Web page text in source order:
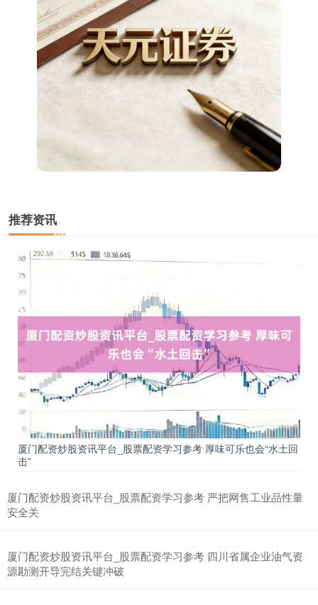
上证综指 3900.35
深证成指 14110.12 -34.08 -0.24%
4651.31 -6.85
推荐资讯
厦门配资炒股资讯平台_股票配资学习参考 厚味可乐也会“水土回
击”
厦门配资炒股资讯平台_股票配资学习参考 严把网售工业品性量
安全关
厦门配资炒股资讯平台_股票配资学习参考 四川省属企业油气资
源勘测开导完结关键冲破